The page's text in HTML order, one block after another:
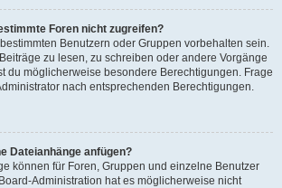
Foren nicht zugreifen?
Benutzern oder Gruppen vorbehalten sein.
zu lesen, zu schreiben oder andere Vorgänge
du möglicherweise besondere Berechtigungen. Frage
nach entsprechenden Berechtigungen.
Dateianhänge anfügen?
können für Foren, Gruppen und einzelne Benutzer
Administration hat es möglicherweise nicht